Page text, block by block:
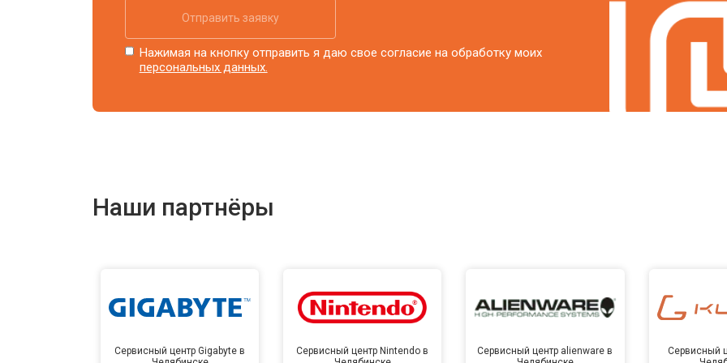
Отправить заявку
Нажимая на кнопку отправить я даю свое согласие на обработку моих
персональных данных.
Наши партнёры
Сервисный центр Gigabyte в
Сервисный центр Nintendo в
Сервисный центр alienware в
Сервисный